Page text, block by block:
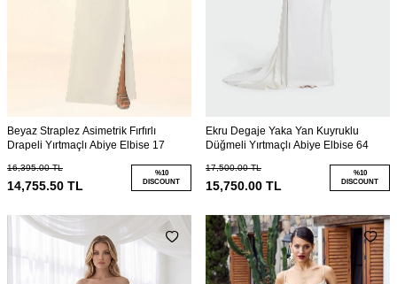
Beyaz Straplez Asimetrik Fırfırlı
Drapeli Yırtmaçlı Abiye Elbise 17
16,395.00TL
14,755.50 TL
%10
DISCOUNT
Ekru Degaje Yaka Yan Kuyruklu
Düğmeli Yırtmaçlı Abiye Elbise 64
17,500.00TL
15,750.00 TL
%10
DISCOUNT